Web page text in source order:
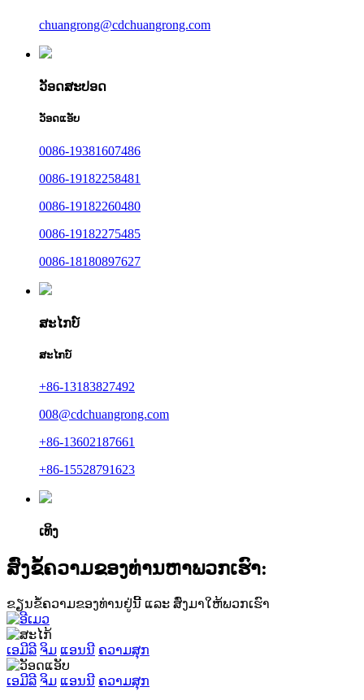
chuangrong@cdchuangrong.com
ວັອດສະປອດ
ວັອດແອັບ
0086-19381607486
0086-19182258481
0086-19182260480
0086-19182275485
0086-18180897627
ສະໄກບ໌
ສະໄກບ໌
+86-13183827492
008@cdchuangrong.com
+86-13602187661
+86-15528791623
ເທິງ
ສົ່ງຂໍ້ຄວາມຂອງທ່ານຫາພວກເຮົາ:
ຂຽນຂໍ້ຄວາມຂອງທ່ານຢູ່ນີ້ ແລະ ສົ່ງມາໃຫ້ພວກເຮົາ
ເອມີລີ ຈິມ ແອນນີ ຄວາມສຸກ
ເອມີລີ ຈິມ ແອນນີ ຄວາມສຸກ